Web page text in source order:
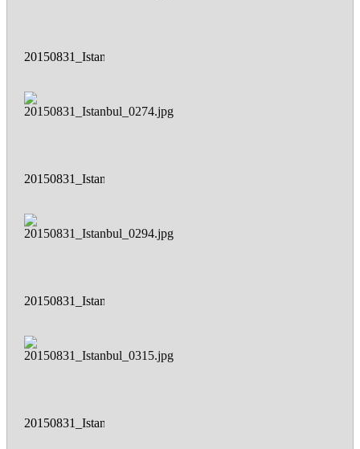
20150831_Istanbul_0271.jpg
20150831_Istanbul_0274.jpg
20150831_Istanbul_0294.jpg
20150831_Istanbul_0315.jpg